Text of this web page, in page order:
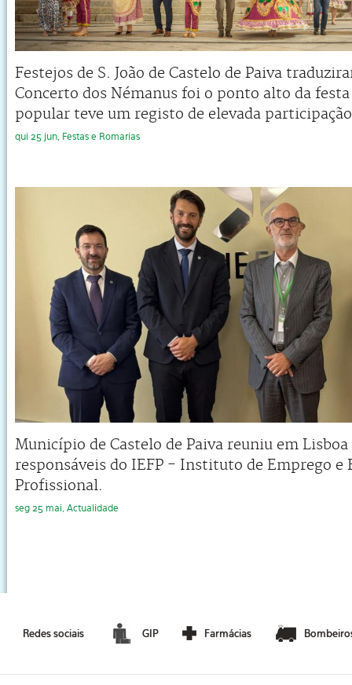
Festejos de S. João de Castelo de Paiva
Concerto dos Némanus foi o ponto alto da
popular teve um registo de elevada participação
qui 25 jun, Festas e Romarias
Município de Castelo de Paiva reuniu em Lisboa
responsáveis do IEFP - Instituto de Emprego e
Profissional.
seg 25 mai, Actualidade
Redes sociais GIP Farmácias